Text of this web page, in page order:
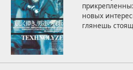
новых
глянешь